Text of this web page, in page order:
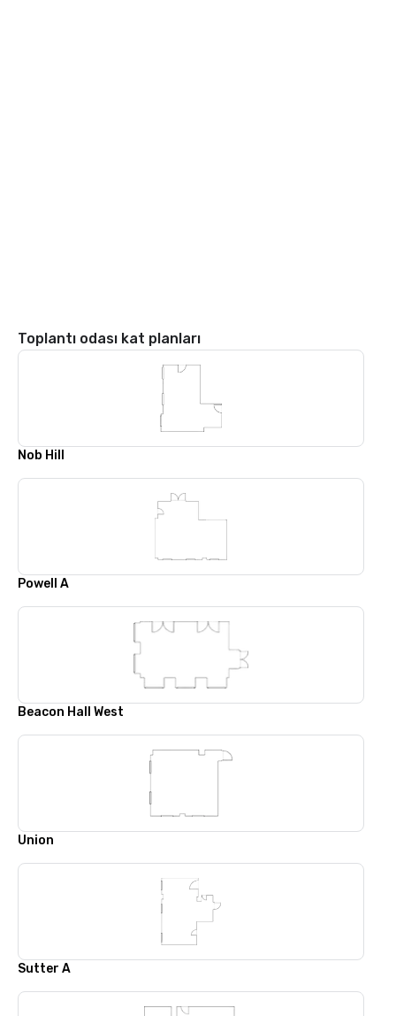
Toplantı odası kat planları
Nob Hill
Powell A
Beacon Hall West
Union
Sutter A